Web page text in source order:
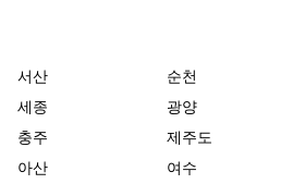
서산
세종
충주
아산
순천
광양
제주도
여수